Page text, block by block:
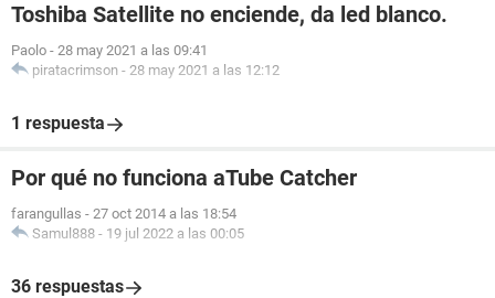
Toshiba Satellite no enciende, da led blanco.
Paolo - 28 may 2021 a las 09:41
piratacrimson - 28 may 2021 a las 12:12
1 respuesta
Por qué no funciona aTube Catcher
farangullas - 27 oct 2014 a las 18:54
Samul888 - 19 jul 2022 a las 00:05
36 respuestas